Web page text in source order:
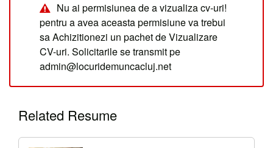
Nu ai permisiunea de a vizualiza cv-uri!
pentru a avea aceasta permisiune va trebui
sa Achizitionezi un pachet de Vizualizare
CV-uri. Solicitarile se transmit pe
admin@locuridemuncacluj.net
Related Resume